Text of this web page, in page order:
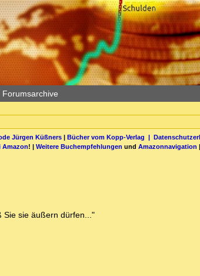
Forumsarchive
Jürgen Küßners| Bücher vom Kopp-Verlag |
Amazon! | Weitere Buchempfehlungen und Amazonnavigation |
Sie sie äußern dürfen..."